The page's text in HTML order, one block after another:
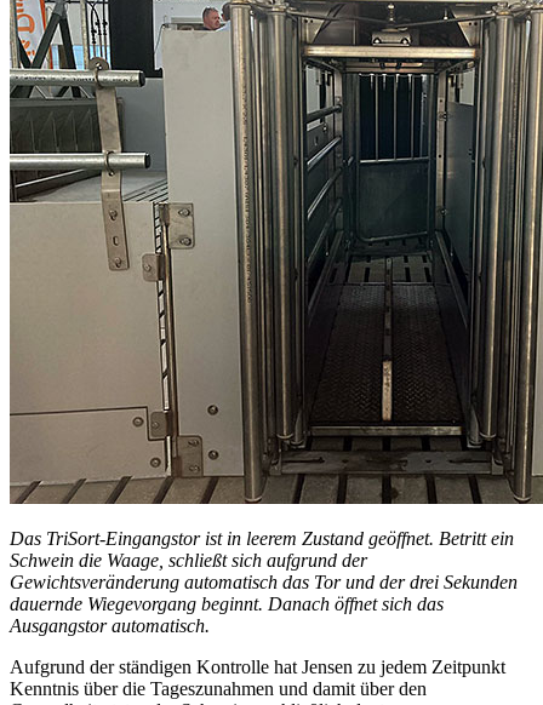
Das TriSort-Eingangstor ist in leerem Zustand geöffnet. Betritt ein
Schwein die Waage, schließt sich aufgrund der
Gewichtsveränderung automatisch das Tor und der drei Sekunden
dauernde Wiegevorgang beginnt. Danach öffnet sich das
Ausgangstor automatisch.
Aufgrund der ständigen Kontrolle hat Jensen zu jedem Zeitpunkt
Kenntnis über die Tageszunahmen und damit über den